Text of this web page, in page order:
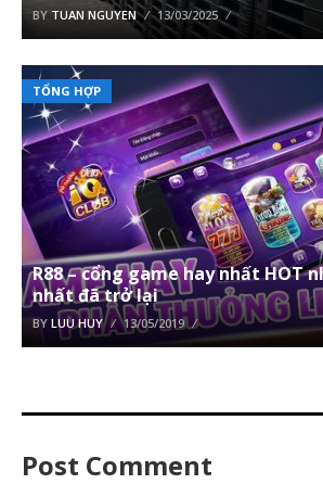
BY TUAN NGUYEN 13/03/2025
TỔNG HỢP
R88 – cổng game hay nhất HOT
nhất đã trở lại
BY LUU HUY 13/05/2019
Post Comment